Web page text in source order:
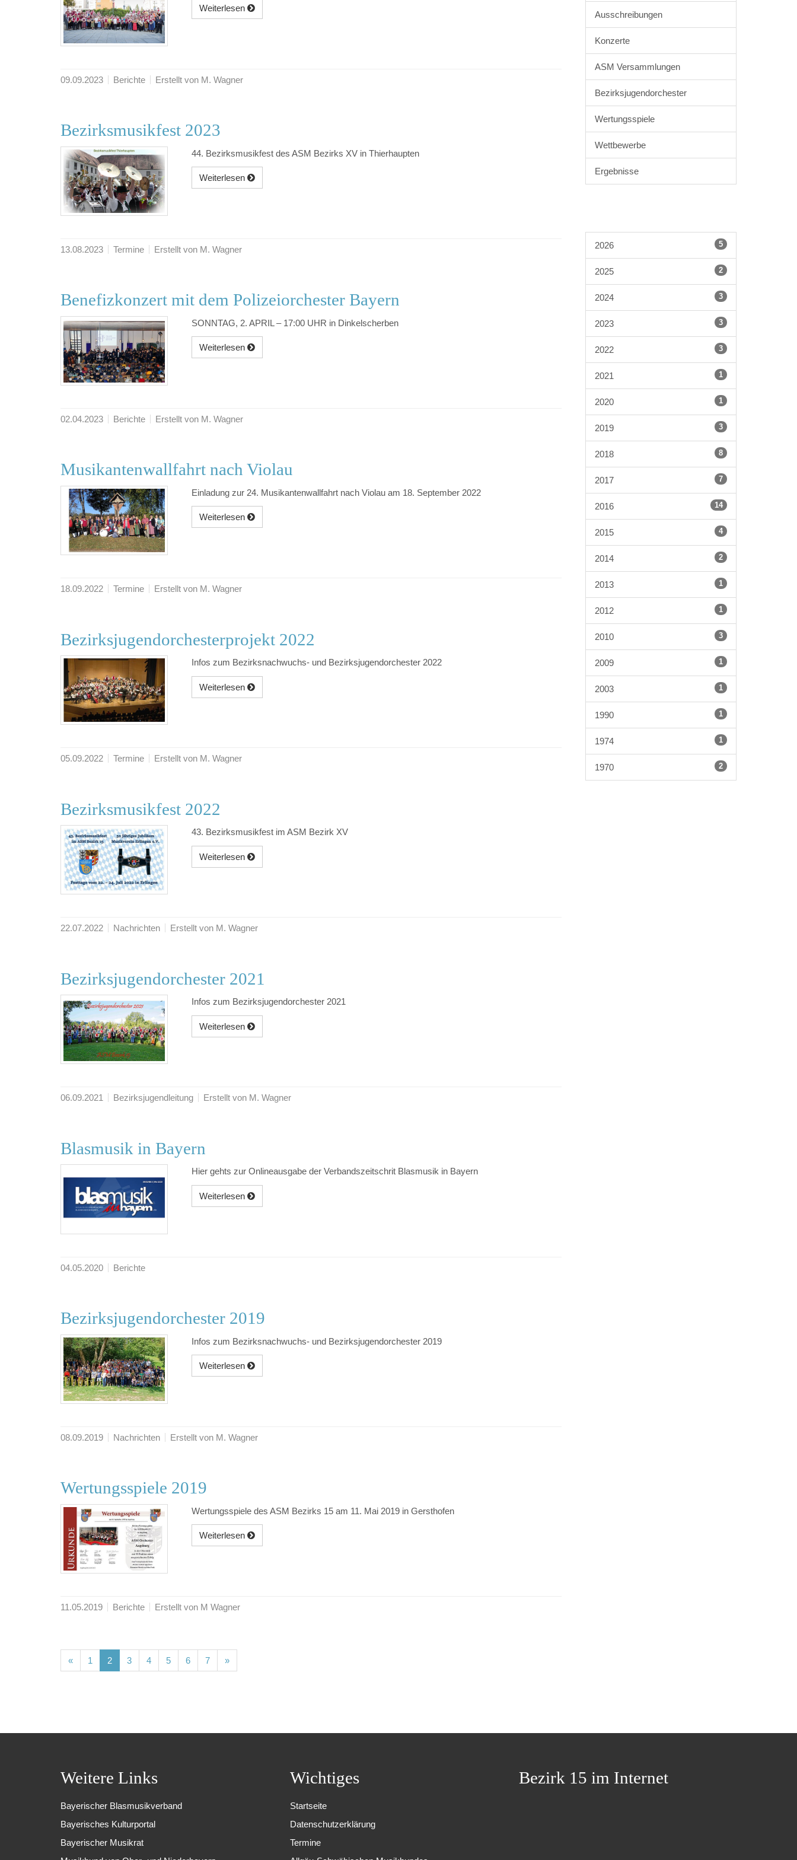
Weiterlesen
09.09.2023 Berichte Erstellt von M. Wagner
Bezirksmusikfest 2023
44. Bezirksmusikfest des ASM Bezirks XV in Thierhaupten
Weiterlesen
13.08.2023 Termine Erstellt von M. Wagner
Benefizkonzert mit dem Polizeiorchester Bayern
SONNTAG, 2. APRIL – 17:00 UHR in Dinkelscherben
Weiterlesen
02.04.2023 Berichte Erstellt von M. Wagner
Musikantenwallfahrt nach Violau
Einladung zur 24. Musikantenwallfahrt nach Violau am 18. September 2022
Weiterlesen
18.09.2022 Termine Erstellt von M. Wagner
Bezirksjugendorchesterprojekt 2022
Infos zum Bezirksnachwuchs- und Bezirksjugendorchester 2022
Weiterlesen
05.09.2022 Termine Erstellt von M. Wagner
Bezirksmusikfest 2022
43. Bezirksmusikfest im ASM Bezirk XV
Weiterlesen
22.07.2022 Nachrichten Erstellt von M. Wagner
Bezirksjugendorchester 2021
Infos zum Bezirksjugendorchester 2021
Weiterlesen
06.09.2021 Bezirksjugendleitung Erstellt von M. Wagner
Blasmusik in Bayern
Hier gehts zur Onlineausgabe der Verbandszeitschrit Blasmusik in Bayern
Weiterlesen
04.05.2020 Berichte
Bezirksjugendorchester 2019
Infos zum Bezirksnachwuchs- und Bezirksjugendorchester 2019
Weiterlesen
08.09.2019 Nachrichten Erstellt von M. Wagner
Wertungsspiele 2019
Wertungsspiele des ASM Bezirks 15 am 11. Mai 2019 in Gersthofen
Weiterlesen
11.05.2019 Berichte Erstellt von M Wagner
« 1 (current)
2(current)
3(current)
4(current)
5(current)
6(current)
7(current)
»
Ausschreibungen
Konzerte
ASM Versammlungen
Bezirksjugendorchester
Wertungsspiele
Wettbewerbe
Ergebnisse
2026 5
2025 2
2024 3
2023 3
2022 3
2021 1
2020 1
2019 3
2018 8
2017 7
2016 14
2015 4
2014 2
2013 1
2012 1
2010 3
2009 1
2003 1
1990 1
1974 1
1970 2
Weitere Links
Bayerischer Blasmusikverband
Bayerisches Kulturportal
Bayerischer Musikrat
Wichtiges
Startseite
Datenschutzerklärung
Termine
Bezirk 15 im Internet